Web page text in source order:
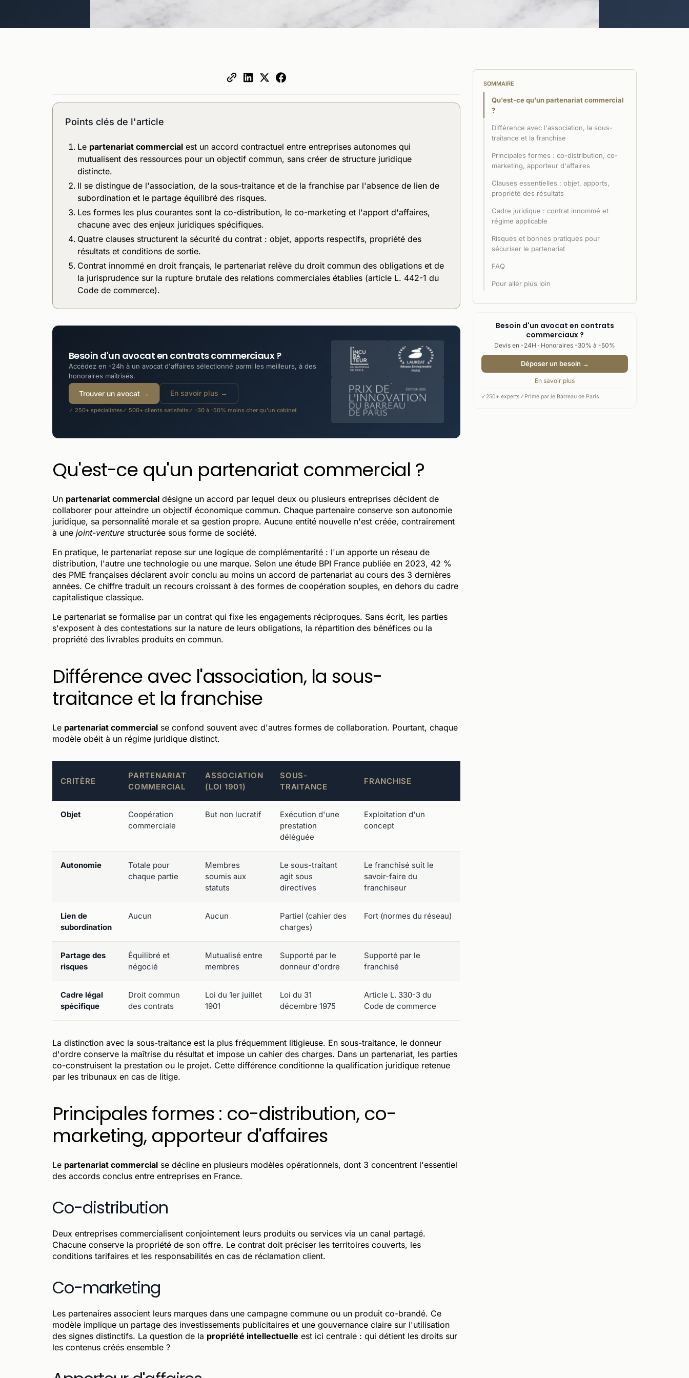
Points clés de l'article
Le partenariat commercial est un accord contractuel entre entreprises autonomes qui
mutualisent des ressources pour un objectif commun, sans créer de structure juridique
distincte.
Il se distingue de l'association, de la sous-traitance et de la franchise par l'absence de lien de
subordination et le partage équilibré des risques.
Les formes les plus courantes sont la co-distribution, le co-marketing et l'apport d'affaires,
chacune avec des enjeux juridiques spécifiques.
Quatre clauses structurent la sécurité du contrat : objet, apports respectifs, propriété des
résultats et conditions de sortie.
Contrat innommé en droit français, le partenariat relève du droit commun des obligations et de
la jurisprudence sur la rupture brutale des relations commerciales établies (article L. 442-1 du
Code de commerce).
Besoin d'un avocat en contrats commerciaux ?
Accédez en -24h à un avocat d'affaires sélectionné parmi les meilleurs, à des
honoraires maîtrisés.
Trouver un avocat → En savoir plus →
✓ 250+ spécialistes✓ 500+ clients satisfaits✓ -30 à -50% moins cher qu'un cabinet
Qu'est-ce qu'un partenariat commercial ?
Un partenariat commercial désigne un accord par lequel deux ou plusieurs entreprises décident de
collaborer pour atteindre un objectif économique commun. Chaque partenaire conserve son autonomie
juridique, sa personnalité morale et sa gestion propre. Aucune entité nouvelle n'est créée, contrairement
à une joint-venture structurée sous forme de société.
En pratique, le partenariat repose sur une logique de complémentarité : l'un apporte un réseau de
distribution, l'autre une technologie ou une marque. Selon une étude BPI France publiée en 2023, 42 %
des PME françaises déclarent avoir conclu au moins un accord de partenariat au cours des 3 dernières
années. Ce chiffre traduit un recours croissant à des formes de coopération souples, en dehors du cadre
capitalistique classique.
Le partenariat se formalise par un contrat qui fixe les engagements réciproques. Sans écrit, les parties
s'exposent à des contestations sur la nature de leurs obligations, la répartition des bénéfices ou la
propriété des livrables produits en commun.
Différence avec l'association, la sous-
traitance et la franchise
Le partenariat commercial se confond souvent avec d'autres formes de collaboration. Pourtant, chaque
modèle obéit à un régime juridique distinct.
CRITÈRE
PARTENARIAT
COMMERCIAL
ASSOCIATION
(LOI 1901)
SOUS-
TRAITANCE
FRANCHISE
Objet
Coopération
commerciale
But non lucratif
Exécution d'une
prestation
déléguée
Exploitation d'un
concept
Autonomie
Totale pour
chaque partie
Membres
soumis aux
statuts
Le sous-traitant
agit sous
directives
Le franchisé suit le
savoir-faire du
franchiseur
Lien de
subordination
Aucun Aucun
Partiel (cahier des
charges)
Fort (normes du réseau)
Partage des
risques
Équilibré et
négocié
Mutualisé entre
membres
Supporté par le
donneur d'ordre
Supporté par le
franchisé
Cadre légal
spécifique
Droit commun
des contrats
Loi du 1er juillet
1901
Loi du 31
décembre 1975
Article L. 330-3 du
Code de commerce
La distinction avec la sous-traitance est la plus fréquemment litigieuse. En sous-traitance, le donneur
d'ordre conserve la maîtrise du résultat et impose un cahier des charges. Dans un partenariat, les parties
co-construisent la prestation ou le projet. Cette différence conditionne la qualification juridique retenue
par les tribunaux en cas de litige.
Principales formes : co-distribution, co-
marketing, apporteur d'affaires
Le partenariat commercial se décline en plusieurs modèles opérationnels, dont 3 concentrent l'essentiel
des accords conclus entre entreprises en France.
Co-distribution
Deux entreprises commercialisent conjointement leurs produits ou services via un canal partagé.
Chacune conserve la propriété de son offre. Le contrat doit préciser les territoires couverts, les
conditions tarifaires et les responsabilités en cas de réclamation client.
Co-marketing
Les partenaires associent leurs marques dans une campagne commune ou un produit co-brandé. Ce
modèle implique un partage des investissements publicitaires et une gouvernance claire sur l'utilisation
des signes distinctifs. La question de la propriété intellectuelle est ici centrale : qui détient les droits sur
les contenus créés ensemble ?
SOMMAIRE
Qu'est-ce qu'un partenariat commercial
?
Différence avec l'association, la sous-
traitance et la franchise
Principales formes : co-distribution, co-
marketing, apporteur d'affaires
Clauses essentielles : objet, apports,
propriété des résultats
Cadre juridique : contrat innommé et
régime applicable
Risques et bonnes pratiques pour
sécuriser le partenariat
FAQ
Pour aller plus loin
Besoin d'un avocat en contrats
commerciaux ?
Devis en -24H · Honoraires -30% à -50%
Déposer un besoin →
En savoir plus
✓ 250+ experts✓ Primé par le Barreau de Paris